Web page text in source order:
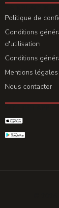
Politique de
Conditions
d'utilisation
Conditions
Mentions légales
Nous contacter